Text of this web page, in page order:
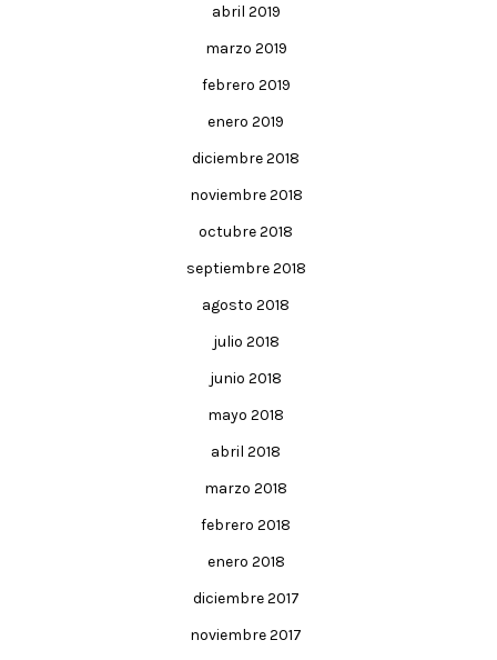
abril 2019
marzo 2019
febrero 2019
enero 2019
diciembre 2018
noviembre 2018
octubre 2018
septiembre 2018
agosto 2018
julio 2018
junio 2018
mayo 2018
abril 2018
marzo 2018
febrero 2018
enero 2018
diciembre 2017
noviembre 2017